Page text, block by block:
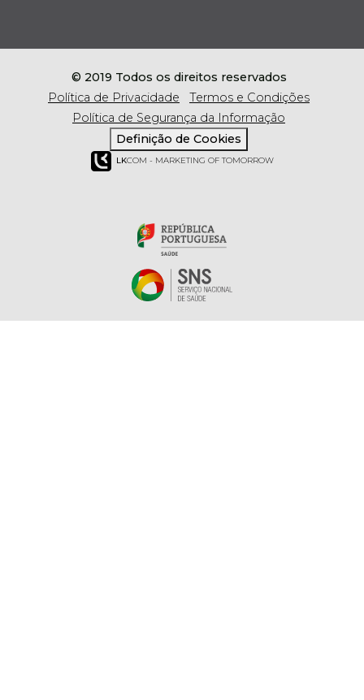
© 2019 Todos os direitos reservados
Política de Privacidade
Termos e Condições
Política de Segurança da Informação
Definição de Cookies
LKCOM - MARKETING OF TOMORROW